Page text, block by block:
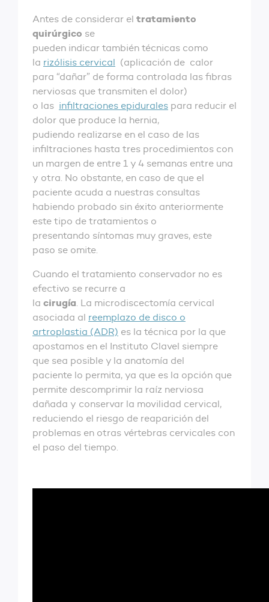
Antes de considerar el tratamiento
quirúrgico se
pueden indicar también técnicas como
la rizólisis cervical (aplicación de calor
para “dañar” de forma controlada las fibras
nerviosas que transmiten el dolor)
o las infiltraciones epidurales para reducir el
dolor que produce la hernia,
pudiendo realizarse en el caso de las
infiltraciones hasta tres procedimientos con
un margen de entre 1 y 4 semanas entre una
y otra. No obstante, en caso de que el
paciente acuda a nuestras consultas
habiendo probado sin éxito anteriormente
este tipo de tratamientos o
presentando síntomas muy graves, este
paso se omite.
Cuando el tratamiento conservador no es
efectivo se recurre a
la cirugía. La microdiscectomía cervical
asociada al reemplazo de disco o
artroplastia (ADR) es la técnica por la que
apostamos en el Instituto Clavel siempre
que sea posible y la anatomía del
paciente lo permita, ya que es la opción que
permite descomprimir la raíz nerviosa
dañada y conservar la movilidad cervical,
reduciendo el riesgo de reaparición del
problemas en otras vértebras cervicales con
el paso del tiempo.